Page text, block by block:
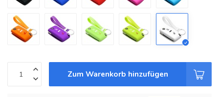
Zum Warenkorb hinzufügen